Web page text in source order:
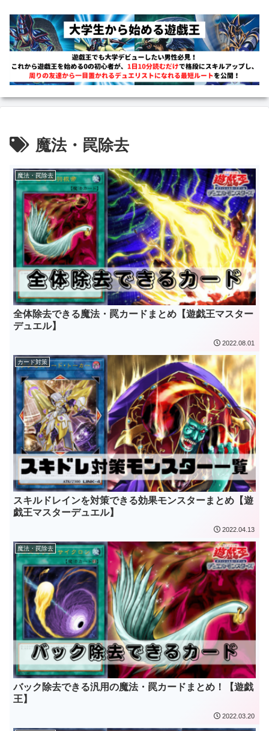
魔法・罠除去
魔法・罠除去
全体除去できる魔法・罠カードまとめ【遊戯王マスター
デュエル】
2022.08.01
カード対策
スキルドレインを対策できる効果モンスターまとめ【遊
戯王マスターデュエル】
2022.04.13
魔法・罠除去
バック除去できる汎用の魔法・罠カードまとめ！【遊戯
王】
2022.03.20